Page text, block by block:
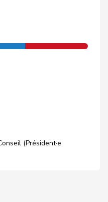
(Président·e